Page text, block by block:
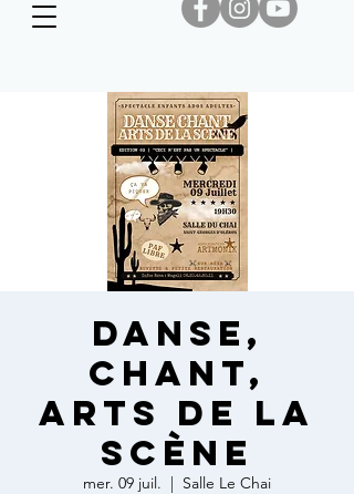
Danse,
chant,
arts de la
scène
mer. 09 juil.
  |
Salle Le Chai